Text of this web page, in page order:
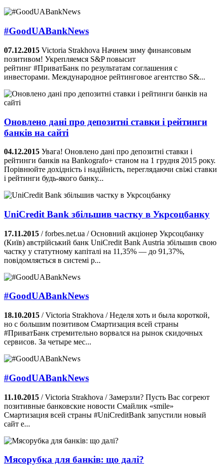
‪#‎GoodUABankNews
07.12.2015 Victoria Strakhova Начнем зиму финансовым
позитивом! Укрепляемся S&P повысит
рейтинг ‪#‎ПриватБанк‬ по результатам соглашения с
инвесторами. Международное рейтинговое агентство S&...
Оновлено дані про депозитні ставки і рейтинги
банків на сайті
04.12.2015 Увага! Оновлено дані про депозитні ставки і
рейтинги банків на Bankografo+ станом на 1 грудня 2015 року.
Порівнюйте дохідність і надійність, переглядаючи свіжі ставки
і рейтинги будь-якого банку...
UniCredit Bank збільшив частку в Укрсоцбанку
17.11.2015 / forbes.net.ua / Основний акціонер Укрсоцбанку
(Київ) австрійський банк UniCredit Bank Austria збільшив свою
частку у статутному капіталі на 11,35% — до 91,37%,
повідомляється в системі р...
#‎GoodUABankNews
18.10.2015 / Victoria Strakhova / Неделя хоть и была короткой,
но с большим позитивом Смартизация всей страны
‪#‎ПриватБанк‬ стремительно ворвался на рынок скидочных
сервисов. За четыре мес...
‪#‎GoodUABankNews‬
11.10.2015 / Victoria Strakhova / Замерзли? Пусть Вас согреют
позитивные банковские новости Смайлик «smile»
Смартизация всей страны ‪#‎UniCreditBank‬ запустили новый
сайт e...
Мясорубка для банків: що далі?